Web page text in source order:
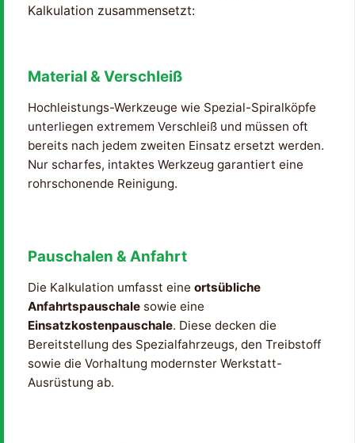
Kalkulation zusammensetzt:
Material & Verschleiß
Hochleistungs-Werkzeuge wie Spezial-Spiralköpfe
unterliegen extremem Verschleiß und müssen oft
bereits nach jedem zweiten Einsatz ersetzt werden.
Nur scharfes, intaktes Werkzeug garantiert eine
rohrschonende Reinigung.
Pauschalen & Anfahrt
Die Kalkulation umfasst eine ortsübliche
Anfahrtspauschale sowie eine
Einsatzkostenpauschale. Diese decken die
Bereitstellung des Spezialfahrzeugs, den Treibstoff
sowie die Vorhaltung modernster Werkstatt-
Ausrüstung ab.